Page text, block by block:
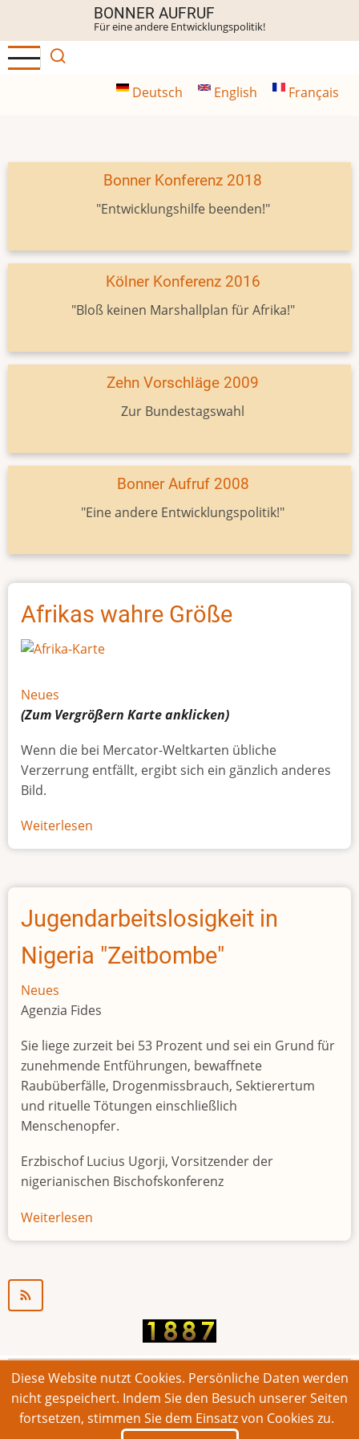
Inhalt
BONNER AUFRUF
Für eine andere Entwicklungspolitik!
Deutsch English Français
Bonner Konferenz 2018
"Entwicklungshilfe beenden!"
Kölner Konferenz 2016
"Bloß keinen Marshallplan für Afrika!"
Zehn Vorschläge 2009
Zur Bundestagswahl
Bonner Aufruf 2008
"Eine andere Entwicklungspolitik!"
Afrikas wahre Größe
Neues
(Zum Vergrößern Karteanklicken)
Wenn die bei Mercator-Weltkarten übliche
Verzerrung entfällt, ergibt sich ein gänzlich anderes
Bild.
Weiterlesen
Afrikas
Größe
Jugendarbeitslosigkeit in
Nigeria "Zeitbombe"
Neues
Agenzia Fides
Sie liege zurzeit bei 53 Prozent und sei ein Grund für
zunehmende Entführungen, bewaffnete
Raubüberfälle, Drogenmissbrauch, Sektierertum
und rituelle Tötungen einschließlich
Menschenopfer.
Erzbischof Lucius Ugorji, Vorsitzender der
nigerianischen Bischofskonferenz
Weiterlesen
Jugendarbeitslosigkeit
© 2026 Bonner Aufruf. Alle Rechte vorbehalten.
Footer
Impressum Kontakt Intern
Diese Website nutzt Cookies. Persönliche Daten werden
nicht gespeichert. Indem Sie den Besuch unserer Seiten
fortsetzen, stimmen Sie dem Einsatz von Cookies zu.